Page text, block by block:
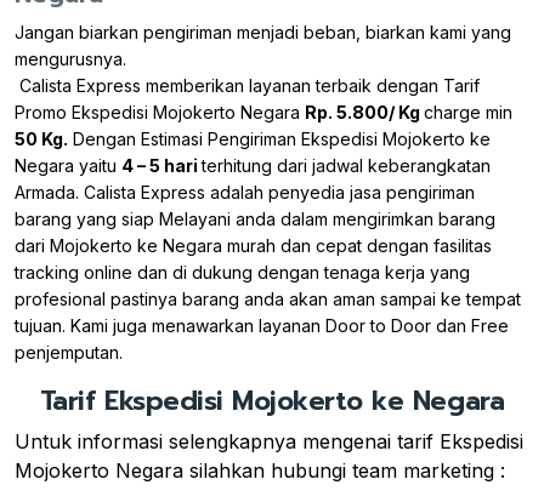
Jangan biarkan pengiriman menjadi beban, biarkan kami yang
mengurusnya.
Calista Express memberikan layanan terbaik dengan Tarif
Promo Ekspedisi Mojokerto Negara Rp. 5.800/ Kg charge min
50 Kg. Dengan Estimasi Pengiriman Ekspedisi Mojokerto ke
Negara yaitu 4 – 5 hariterhitung dari jadwal keberangkatan
Armada. Calista Express adalah penyedia jasa pengiriman
barang yang siap Melayani anda dalam mengirimkan barang
dari Mojokerto ke Negara murah dan cepat dengan fasilitas
tracking online dan di dukung dengan tenaga kerja yang
profesional pastinya barang anda akan aman sampai ke tempat
tujuan. Kami juga menawarkan layanan Door to Door dan Free
penjemputan.
Tarif Ekspedisi Mojokerto ke Negara
Untuk informasi selengkapnya mengenai tarif Ekspedisi
Mojokerto Negara silahkan hubungi team marketing :